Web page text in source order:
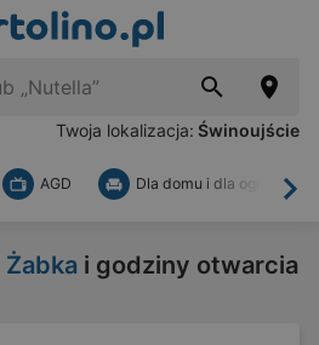
Twoja lokalizacja: Świnoujście
AGD Dla domu i dla ogrodu
Żabka i godziny otwarcia